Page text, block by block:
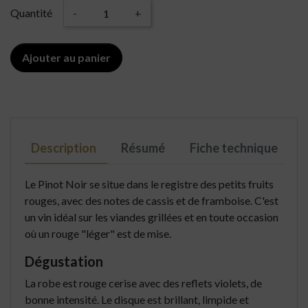
Quantité - +
Ajouter au panier
Description Résumé Fiche technique
Le Pinot Noir se situe dans le registre des petits fruits
rouges, avec des notes de cassis et de framboise. C'est
un vin idéal sur les viandes grillées et en toute occasion
où un rouge "léger" est de mise.
Dégustation
La robe est rouge cerise avec des reflets violets, de
bonne intensité. Le disque est brillant, limpide et